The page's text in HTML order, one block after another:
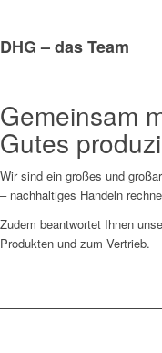
DHG – das Team
Gemeinsam
Gutes
Wir sind ein großes und
– nachhaltiges Handeln
Zudem beantwortet Ihnen
Produkten und zum Vertrieb.